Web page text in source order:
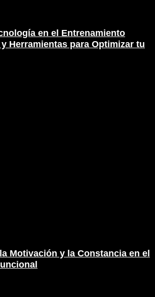
en el Entrenamiento
Herramientas para Optimizar tu
Motivación y la Constancia en el